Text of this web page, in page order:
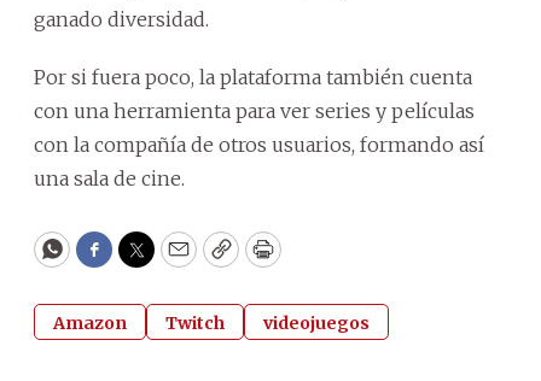
ganado diversidad.
Por si fuera poco, la plataforma también cuenta
con una herramienta para ver series y películas
con la compañía de otros usuarios, formando así
una sala de cine.
WhatsApp
Facebook
Twitter
EmailCopyPrint
Amazon Twitch videojuegos